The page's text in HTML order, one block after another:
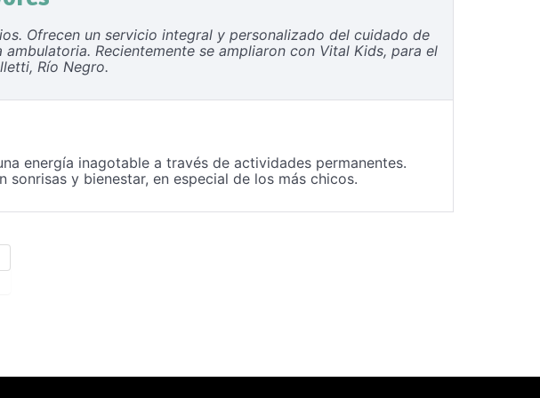
Ofrecen un servicio integral y personalizado del cuidado de
Recientemente se ampliaron con Vital Kids, para el
Río Negro.
energía inagotable a través de actividades permanentes.
y bienestar, en especial de los más chicos.